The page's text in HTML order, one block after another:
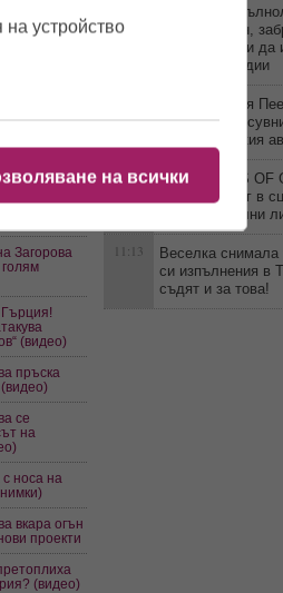
ще се казва
Brother?
на тази
театър
Загорова
(видео)
пръска
се
на
с носа на
вкара огън
проекти
(видео)
„Дигитално
приема закон,
под 15 години да
социални медии
Уволнили Рая
скандала и
междуградския
11:44
MISS TRANS OF
Слънчев бряг в
емоции и силни
11:13
Веселка снимала
си изпълнения в
съдят и за това!
устройство
на всички